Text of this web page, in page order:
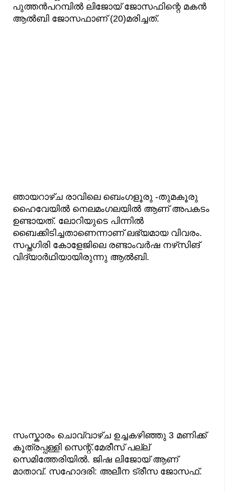
പുത്തൻപറമ്പിൽ ലിജോയ് ജോസഫിന്റെ മകൻ
ആൽബി ജോസഫാണ് (20)മരിച്ചത്.
ഞായറാഴ്ച രാവിലെ ബെംഗളൂരു -തുമകൂരു
ഹൈവേയിൽ നെലമംഗലയിൽ ആണ് അപകടം
ഉണ്ടായത്. ലോറിയുടെ പിന്നിൽ
ബൈക്കിടിച്ചതാണെന്നാണ് ലഭ്യമായ വിവരം.
സപ്തഗിരി കോളേജിലെ രണ്ടാംവർഷ നഴ്‌സിങ്
വിദ്യാർഥിയായിരുന്നു ആൽബി.
സംസ്കാരം ചൊവ്വാഴ്ച ഉച്ചകഴിഞ്ഞു 3 മണിക്ക്
കൂത്രപ്പള്ളി സെന്റ്.മേരീസ് പല്ല്
സെമിത്തേരിയിൽ. ജിഷ ലിജോയ് ആണ്
മാതാവ്. സഹോദരി: അലീന ട്രീസ ജോസഫ്.